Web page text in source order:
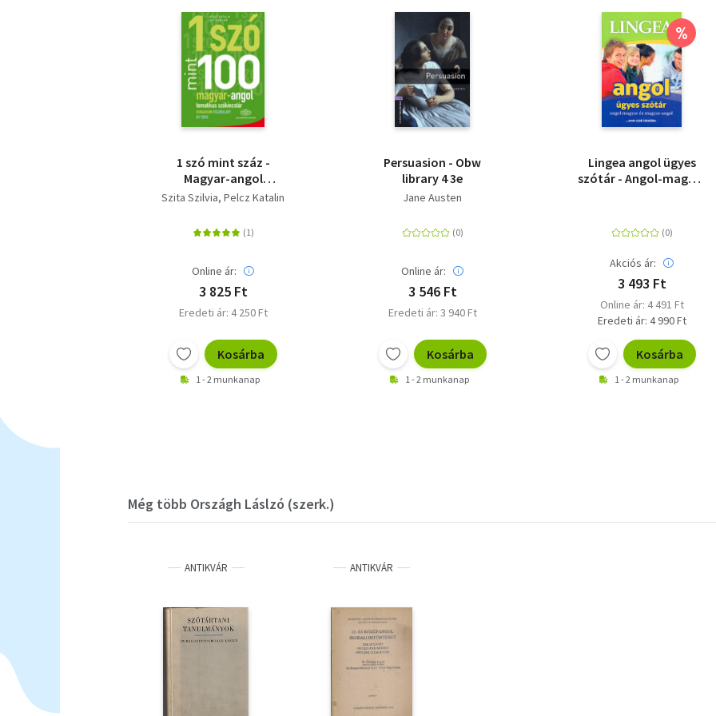
1 szó mint száz -
Magyar-angol
tematikus szókincstár
Vocabulary by Topic
Szita Szilvia Pelcz Katalin
Online ár:
3 825 Ft
Eredeti ár: 4 250 Ft
Kosárba
1 - 2 munkanap
Persuasion - Obw
library 4 3e
Jane Austen
Online ár:
3 546 Ft
Eredeti ár: 3 940 Ft
Kosárba
1 - 2 munkanap
%
Lingea angol ügyes
szótár - Angol-magyar
Akciós ár:
3 493 Ft
Online ár: 4 491 Ft
Eredeti ár: 4 990 Ft
Kosárba
1 - 2 munkanap
Még több Országh Láslzó (szerk.)
ANTIKVÁR ANTIKVÁR